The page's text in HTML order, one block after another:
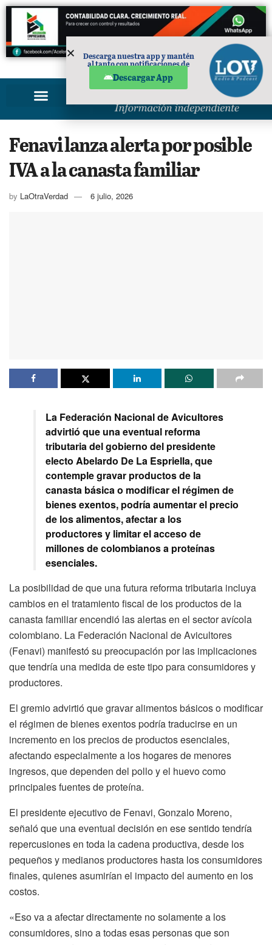
PUBLICIDAD
Fenavi lanza alerta por posible
IVA a la canasta familiar
by LaOtraVerdad 6 julio, 2026
La Federación Nacional de Avicultores
advirtió que una eventual reforma
tributaria del gobierno del presidente
electo Abelardo De La Espriella, que
contemple gravar productos de la
canasta básica o modificar el régimen de
bienes exentos, podría aumentar el precio
de los alimentos, afectar a los
productores y limitar el acceso de
millones de colombianos a proteínas
esenciales.
La posibilidad de que una futura reforma tributaria incluya
cambios en el tratamiento fiscal de los productos de la
canasta familiar encendió las alertas en el sector avícola
colombiano. La Federación Nacional de Avicultores
(Fenavi) manifestó su preocupación por las implicaciones
que tendría una medida de este tipo para consumidores y
productores.
El gremio advirtió que gravar alimentos básicos o modificar
el régimen de bienes exentos podría traducirse en un
incremento en los precios de productos esenciales,
afectando especialmente a los hogares de menores
ingresos, que dependen del pollo y el huevo como
principales fuentes de proteína.
El presidente ejecutivo de Fenavi, Gonzalo Moreno,
señaló que una eventual decisión en ese sentido tendría
repercusiones en toda la cadena productiva, desde los
pequeños y medianos productores hasta los consumidores
finales, quienes asumirían el impacto del aumento en los
costos.
«Eso va a afectar directamente no solamente a los
consumidores, sino a todas esas personas que son
Descarga nuestra app y mantén
al tanto con notificaciones de
Descargar App